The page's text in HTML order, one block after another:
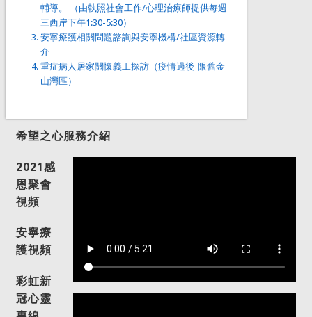
輔導。 （由執照社會工作/心理治療師提供每週
三西岸下午1:30-5:30）
安寧療護相關問題諮詢與安寧機構/社區資源轉
介
重症病人居家關懷義工探訪（疫情過後-限舊金
山灣區）
希望之心服務介紹
2021感
恩聚會
視頻
安寧療
護視頻
彩虹新
冠心靈